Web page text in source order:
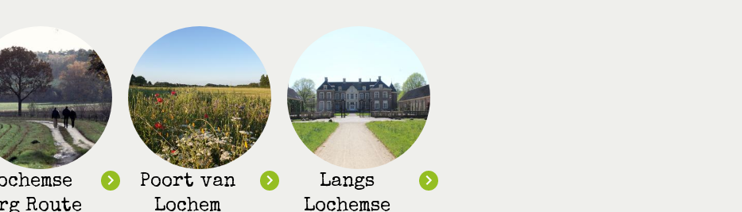
Route
Poort van
Lochem
Langs
Lochemse